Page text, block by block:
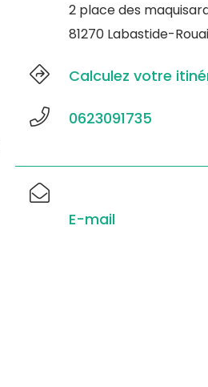
2 place des
81270 Labastide-
Calculez votre
0623091735
E-mail